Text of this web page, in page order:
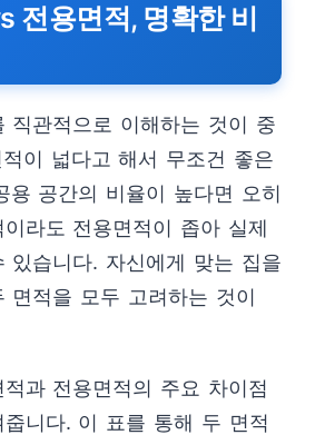
전용면적, 명확한 비
직관적으로 이해하는 것이 중
이 넓다고 해서 무조건 좋은
용 공간의 비율이 높다면 오히
라도 전용면적이 좁아 실제
있습니다. 자신에게 맞는 집을
면적을 모두 고려하는 것이
과 전용면적의 주요 차이점
니다. 이 표를 통해 두 면적